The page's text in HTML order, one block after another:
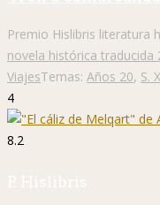
Premio Hislibris literatura
novela histórica traducida
ViajesTemas: Años 20, S.
4
8.2
P. Hislibris